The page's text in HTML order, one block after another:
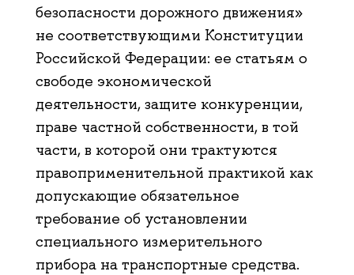
безопасности дорожного движения»
не соответствующими Конституции
Российской Федерации: ее статьям о
свободе экономической
деятельности, защите конкуренции,
праве частной собственности, в той
части, в которой они трактуются
правоприменительной практикой как
допускающие обязательное
требование об установлении
специального измерительного
прибора на транспортные средства.